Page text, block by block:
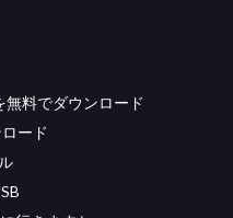
料でダウンロード
ード